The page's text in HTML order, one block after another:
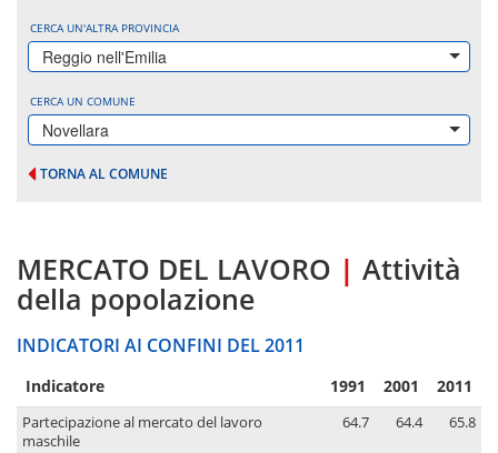
CERCA UN'ALTRA PROVINCIA
Reggio nell'Emilia
CERCA UN COMUNE
Novellara
TORNA AL COMUNE
MERCATO DEL LAVORO | Attività
della popolazione
INDICATORI AI CONFINI DEL 2011
Indicatore 1991 2001 2011
Partecipazione al mercato del lavoro
maschile
64.7 64.4 65.8